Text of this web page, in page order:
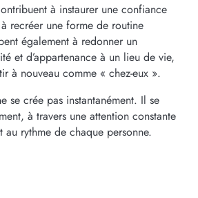
à instaurer une confiance
recréer une forme de routine
également à redonner un
et d’appartenance à un lieu de vie,
à nouveau comme « chez-eux ».
se crée pas instantanément. Il se
à travers une attention constante
au rythme de chaque personne.